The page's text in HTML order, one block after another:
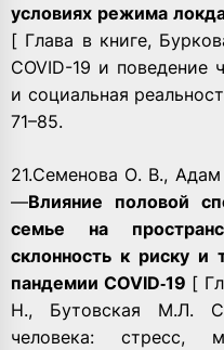
условиях режима
[ Глава в книге,
COVID-19 и поведение
и социальная
71–85.
21.Семенова О. В.,
—Влияние половой
семье на
склонность к риску и
пандемии COVID‑19 [
Н., Бутовская М.Л.
человека: стресс,